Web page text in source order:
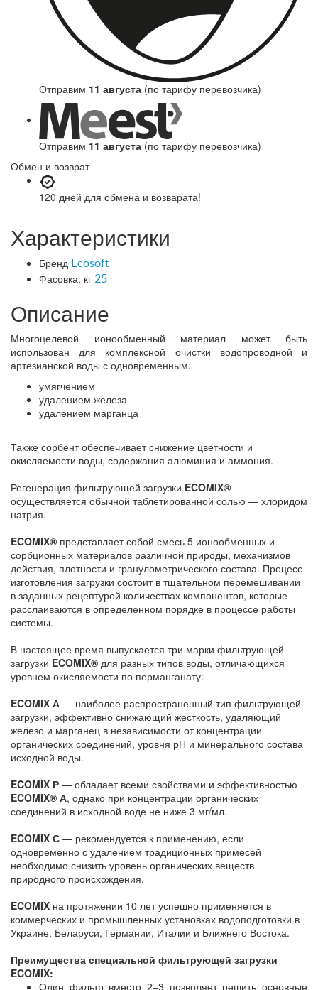
Отправим 11 августа (по тарифу перевозчика)
Отправим 11 августа (по тарифу перевозчика)
Обмен и возврат
120 дней для обмена и возварата!
Характеристики
Бренд Ecosoft
Фасовка, кг 25
Описание
Многоцелевой ионообменный материал может быть
использован для комплексной очистки водопроводной и
артезианской воды с одновременным:
умягчением
удалением железа
удалением марганца
Также сорбент обеспечивает снижение цветности и
окисляемости воды, содержания алюминия и аммония.
Регенерация фильтрующей загрузки ECOMIX®
осуществляется обычной таблетированной солью — хлоридом
натрия.
ECOMIX® представляет собой смесь 5 ионообменных и
сорбционных материалов различной природы, механизмов
действия, плотности и гранулометрического состава. Процесс
изготовления загрузки состоит в тщательном перемешивании
в заданных рецептурой количествах компонентов, которые
расслаиваются в определенном порядке в процессе работы
системы.
В настоящее время выпускается три марки фильтрующей
загрузки ECOMIX® для разных типов воды, отличающихся
уровнем окисляемости по перманганату:
ECOMIX А — наиболее распространенный тип фильтрующей
загрузки, эффективно снижающий жесткость, удаляющий
железо и марганец в независимости от концентрации
органических соединений, уровня рН и минерального состава
исходной воды.
ECOMIX Р — обладает всеми свойствами и эффективностью
ECOMIX® А, однако при концентрации органических
соединений в исходной воде не ниже 3 мг/мл.
ECOMIX С — рекомендуется к применению, если
одновременно с удалением традиционных примесей
необходимо снизить уровень органических веществ
природного происхождения.
ECOMIX на протяжении 10 лет успешно применяется в
коммерческих и промышленных установках водоподготовки в
Украине, Беларуси, Германии, Италии и Ближнего Востока.
Преимущества специальной фильтрующей загрузки
ECOMIX:
Один фильтр вместо 2–3 позволяет решить основные